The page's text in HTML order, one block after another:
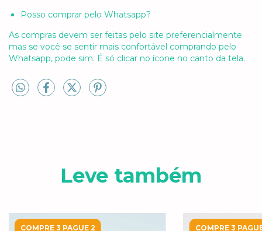
Posso comprar pelo Whatsapp?
As compras devem ser feitas pelo site preferencialmente
mas se você se sentir mais confortável comprando pelo
Whatsapp, pode sim. É só clicar no ícone no canto da tela.
Leve também
COMPRE 3 PAGUE 2 COMPRE 3